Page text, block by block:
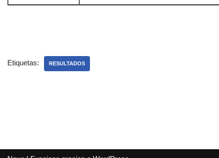
Etiquetas: RESULTADOS